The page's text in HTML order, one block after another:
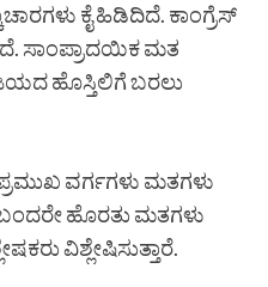
ಕೈ ಹಿಡಿದಿದೆ. ಕಾಂಗ್ರೆಸ್
ಸಾಂಪ್ರಾದಯಿಕ ಮತ
ಹೊಸ್ತಿಲಿಗೆ ಬರಲು
ವರ್ಗಗಳು ಮತಗಳು
ಬಂದರೇ ಹೊರತು ಮತಗಳು
ವಿಶ್ಲೇಷಿಸುತ್ತಾರೆ.